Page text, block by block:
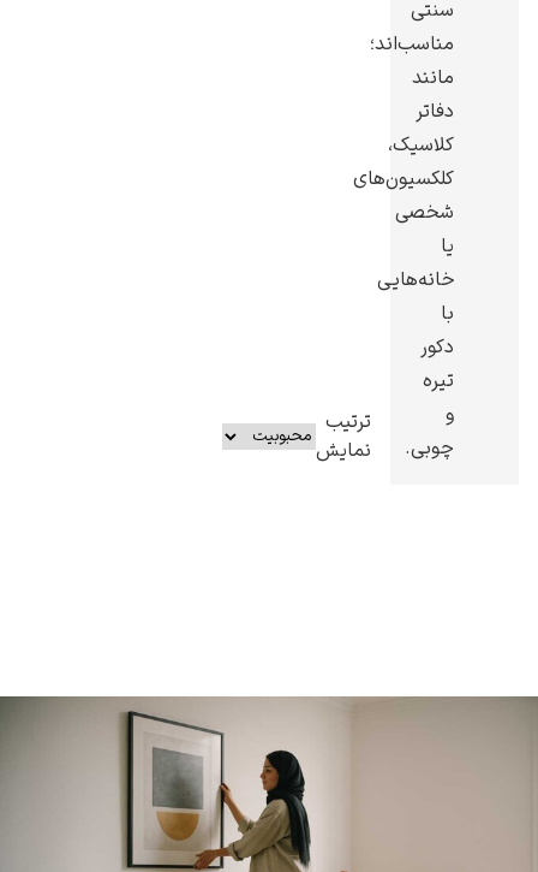
سنتی
مناسب‌اند؛
مانند
دفاتر
کلاسیک،
کلکسیون‌های
شخصی
یا
خانه‌هایی
با
دکور
تیره
و
چوبی.
ترتیب
نمایش